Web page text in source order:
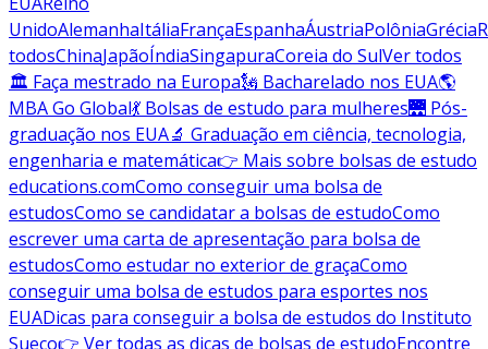
UnidoAlemanhaItáliaFrançaEspanhaÁustriaPolôniaGrécia
todosChinaJapãoÍndiaSingapuraCoreia do SulVer todos
🏛 Faça mestrado na Europa🗽 Bacharelado nos EUA🌎
MBA Go Global💃 Bolsas de estudo para mulheres🌉 Pós-
graduação nos EUA🔬 Graduação em ciência, tecnologia,
engenharia e matemática👉 Mais sobre bolsas de estudo
educations.comComo conseguir uma bolsa de
estudosComo se candidatar a bolsas de estudoComo
escrever uma carta de apresentação para bolsa de
estudosComo estudar no exterior de graçaComo
conseguir uma bolsa de estudos para esportes nos
EUADicas para conseguir a bolsa de estudos do Instituto
Sueco👉 Ver todas as dicas de bolsas de estudoEncontre